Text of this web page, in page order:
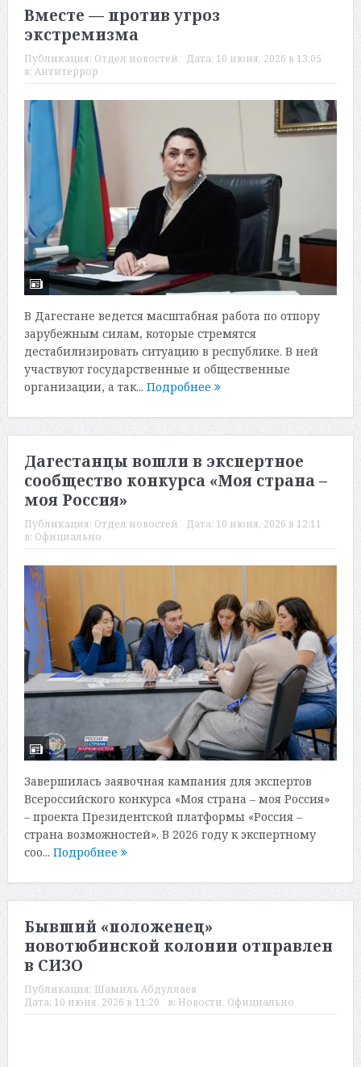
Вместе — против угроз
экстремизма
Публикация: Отдел новостей Дата: 10 июня, 2026 в 13:05
в: Антитеррор
В Дагестане ведется масштабная работа по отпору
зарубежным силам, которые стремятся
дестабилизировать ситуацию в республике. В ней
участвуют государственные и общественные
организации, а так... Подробнее
Дагестанцы вошли в экспертное
сообщество конкурса «Моя страна –
моя Россия»
Публикация: Отдел новостей Дата: 10 июня, 2026 в 12:11
в: Официально
Завершилась заявочная кампания для экспертов
Всероссийского конкурса «Моя страна – моя Россия»
– проекта Президентской платформы «Россия –
страна возможностей». В 2026 году к экспертному
соо... Подробнее
Бывший «положенец»
новотюбинской колонии отправлен
в СИЗО
Публикация: Шамиль Абдуллаев
Дата: 10 июня, 2026 в 11:20 в: Новости, Официально